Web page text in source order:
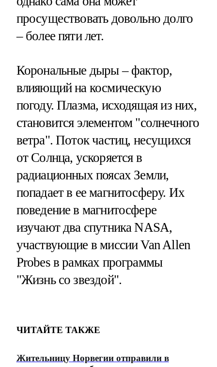
просуществовать довольно долго
– более пяти лет.
Корональные дыры – фактор,
влияющий на космическую
погоду. Плазма, исходящая из них,
становится элементом "солнечного
ветра". Поток частиц, несущихся
от Солнца, ускоряется в
радиационных поясах Земли,
попадает в ее магнитосферу. Их
поведение в магнитосфере
изучают два спутника NASA,
участвующие в миссии Van Allen
Probes в рамках программы
"Жизнь со звездой".
ЧИТАЙТЕ ТАКЖЕ
Жительницу Норвегии отправили в